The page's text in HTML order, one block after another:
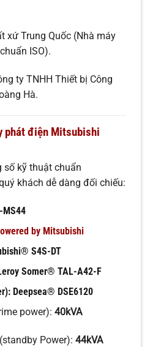
xứ Trung Quốc (Nhà máy
ISO).
ty TNHH Thiết bị Công
Hà.
phát điện Mitsubishi
số kỹ thuật chuẩn
khách dễ dàng đối chiếu:
MS44
by Mitsubishi
S4S-DT
Somer® TAL-A42-F
Deepsea® DSE6120
power): 40kVA
Power): 44kVA